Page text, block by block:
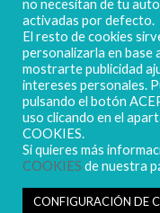
02520 -
Tel. + 34
Copyright ALBARULO
no necesitan de tu
activadas por defecto.
El resto de cookies
personalizarla en base
mostrarte publicidad
intereses personales.
pulsando el botón
uso clicando en el
COOKIES.
Si quieres más
COOKIES de nuestra
CONFIGURACIÓN DE